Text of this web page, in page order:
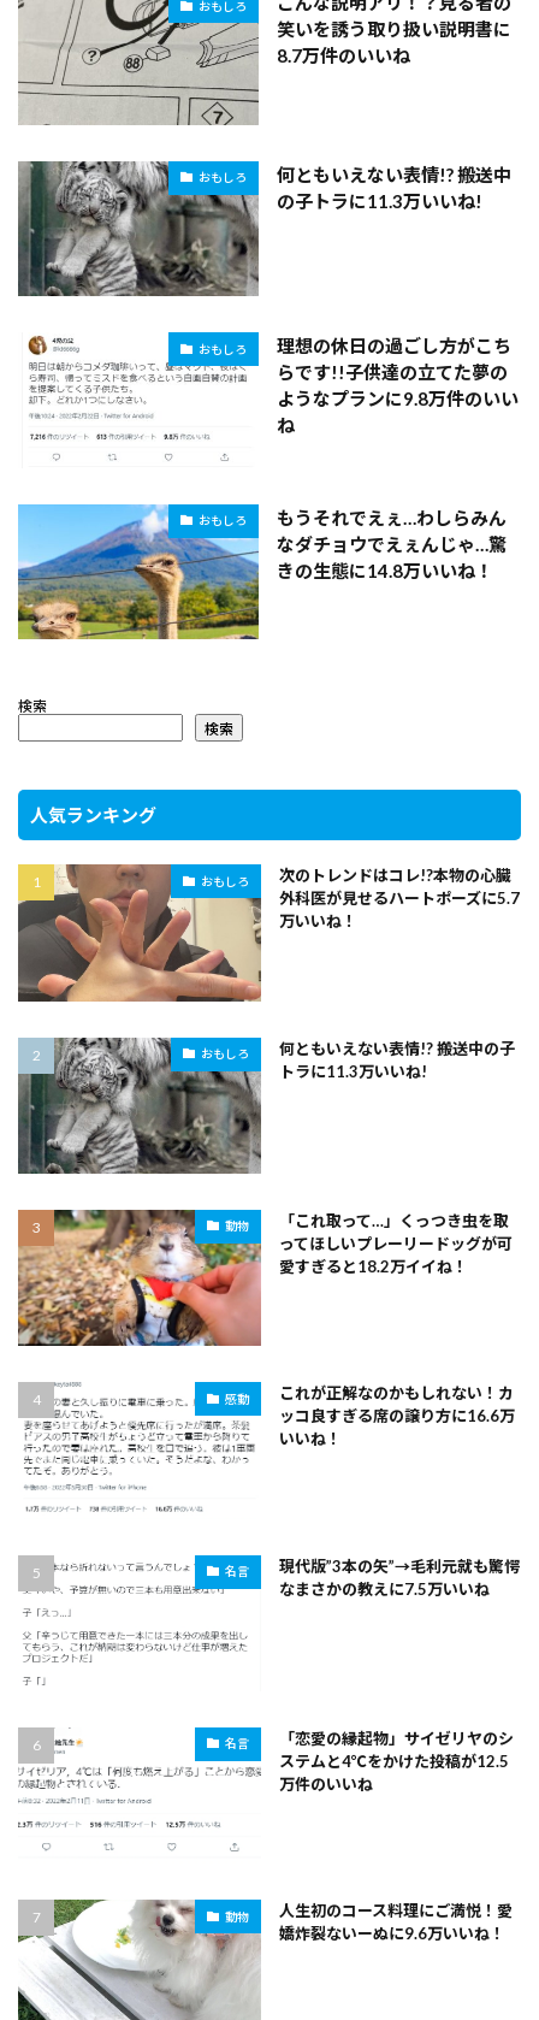
おもしろ
笑いを誘う取り扱い説明書に
8.7万件のいいね
おもしろ
何ともいえない表情!? 搬送中
の子トラに11.3万いいね!
おもしろ
理想の休日の過ごし方がこち
らです!!子供達の立てた夢の
ようなプランに9.8万件のいい
ね
おもしろ
もうそれでえぇ…わしらみん
なダチョウでえぇんじゃ…驚
きの生態に14.8万いいね！
検索
検索
人気ランキング
おもしろ
次のトレンドはコレ!?本物の心臓
外科医が見せるハートポーズに5.7
万いいね！
おもしろ
何ともいえない表情!? 搬送中の子
トラに11.3万いいね!
動物
「これ取って…」くっつき虫を取
ってほしいプレーリードッグが可
愛すぎると18.2万イイね！
感動
これが正解なのかもしれない！カ
ッコ良すぎる席の譲り方に16.6万
いいね！
名言
現代版”3本の矢”→毛利元就も驚愕
なまさかの教えに7.5万いいね
名言
「恋愛の縁起物」サイゼリヤのシ
ステムと4℃をかけた投稿が12.5
万件のいいね
動物
人生初のコース料理にご満悦！愛
嬌炸裂ないーぬに9.6万いいね！